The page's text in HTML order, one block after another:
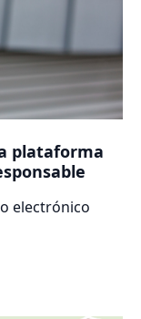
plataforma
electrónico